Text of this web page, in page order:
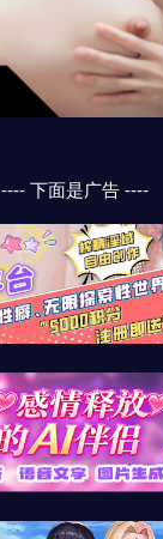
---- 下面是广告 ----